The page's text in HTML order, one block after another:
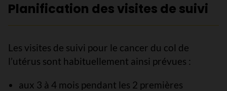
Planification des visites de suivi
Les visites de suivi pour le cancer du col de
l’utérus sont habituellement ainsi prévues :
aux 3 à 4 mois pendant les 2 premières